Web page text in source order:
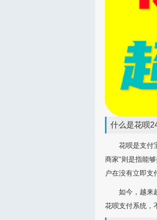
什么是花呗
花呗是支付
商家”则是指能
户在没有立即支
如今，越来
花呗支付系统，